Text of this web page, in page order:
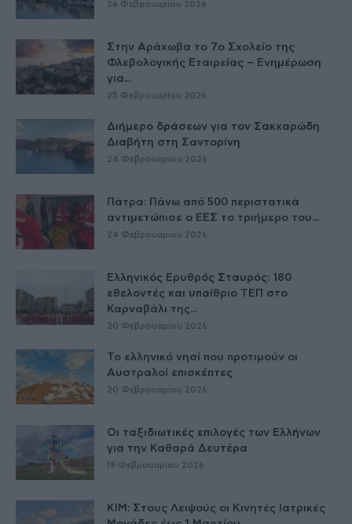
26 Φεβρουαρίου 2026
Στην Αράχωβα το 7ο Σχολείο της
Φλεβολογικής Εταιρείας – Ενημέρωση
για...
25 Φεβρουαρίου 2026
Διήμερο δράσεων για τον Σακχαρώδη
Διαβήτη στη Σαντορίνη
24 Φεβρουαρίου 2026
Πάτρα: Πάνω από 500 περιστατικά
αντιμετώπισε ο ΕΕΣ το τριήμερο του...
24 Φεβρουαρίου 2026
Ελληνικός Ερυθρός Σταυρός: 180
εθελοντές και υπαίθριο ΤΕΠ στο
Καρναβάλι της...
20 Φεβρουαρίου 2026
Το ελληνικό νησί που προτιμούν οι
Αυστραλοί επισκέπτες
20 Φεβρουαρίου 2026
Οι ταξιδιωτικές επιλογές των Ελλήνων
για την Καθαρά Δευτέρα
19 Φεβρουαρίου 2026
ΚΙΜ: Στους Λειψούς οι Κινητές Ιατρικές